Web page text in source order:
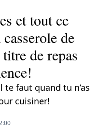
et tout ce
de
de repas
faut quand tu n’as
cuisiner!